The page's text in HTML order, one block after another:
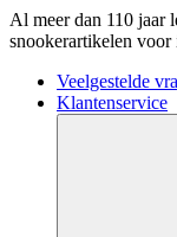
Al meer dan 110 jaar
snookerartikelen voor
Veelgestelde
Klantenservice